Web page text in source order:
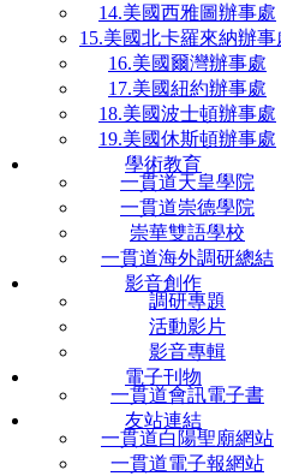
14.美國西雅圖辦事處
15.美國北卡羅來納辦事
16.美國爾灣辦事處
17.美國紐約辦事處
18.美國波士頓辦事處
19.美國休斯頓辦事處
學術教育
一貫道天皇學院
一貫道崇德學院
崇華雙語學校
一貫道海外調研總結
影音創作
調研專題
活動影片
影音專輯
電子刊物
一貫道會訊電子書
友站連結
一貫道白陽聖廟網站
一貫道電子報網站